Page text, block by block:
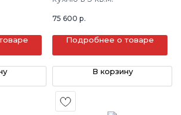
75 600 р.
Подробнее о товаре
В корзину